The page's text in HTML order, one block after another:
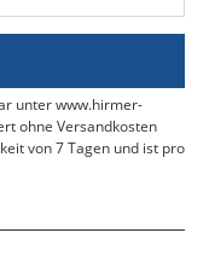
unter www.hirmer-
ohne Versandkosten
von 7 Tagen und ist pro